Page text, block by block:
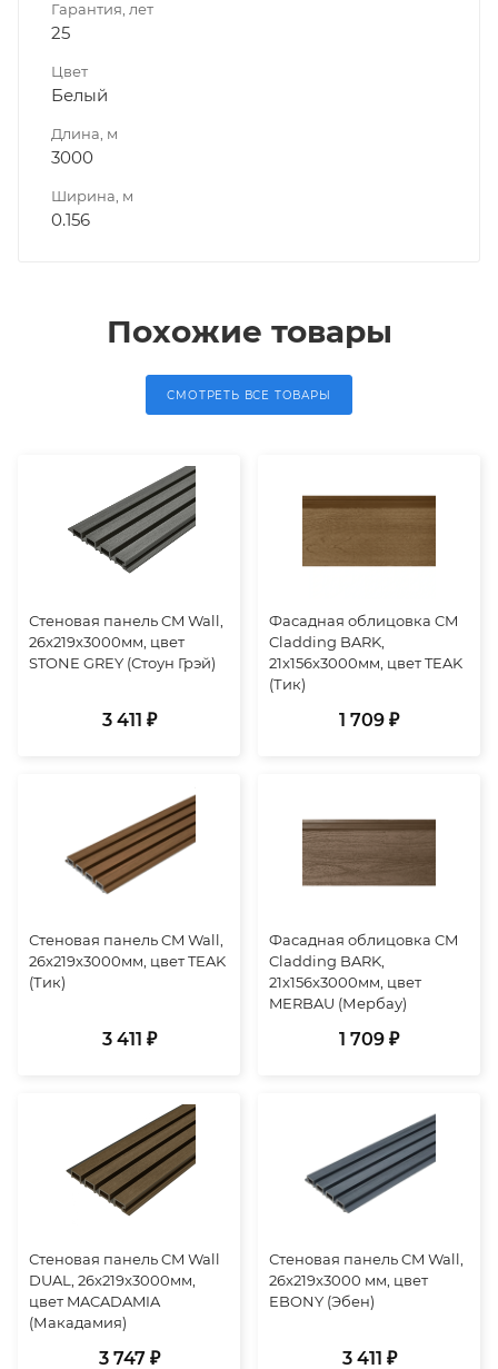
Гарантия, лет
25
Цвет
Белый
Длина, м
3000
Ширина, м
0.156
Похожие товары
СМОТРЕТЬ ВСЕ ТОВАРЫ
Стеновая панель CM Wall,
26x219x3000мм, цвет
STONE GREY (Стоун Грэй)
3 411 ₽
Фасадная облицовка CM
Cladding BARK,
21x156x3000мм, цвет TEAK
(Тик)
1 709 ₽
Стеновая панель CM Wall,
26x219x3000мм, цвет TEAK
(Тик)
3 411 ₽
Фасадная облицовка CM
Cladding BARK,
21x156x3000мм, цвет
MERBAU (Мербау)
1 709 ₽
Стеновая панель CM Wall
DUAL, 26x219x3000мм,
цвет MACADAMIA
(Макадамия)
3 747 ₽
Стеновая панель CM Wall,
26x219x3000 мм, цвет
EBONY (Эбен)
3 411 ₽